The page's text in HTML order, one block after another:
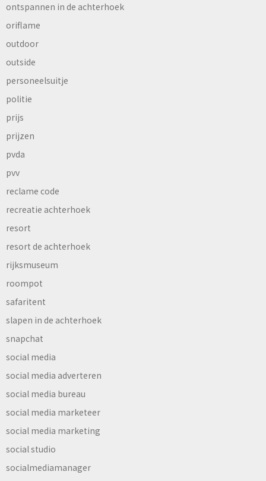
ontspannen in de achterhoek
oriflame
outdoor
outside
personeelsuitje
politie
prijs
prijzen
pvda
pvv
reclame code
recreatie achterhoek
resort
resort de achterhoek
rijksmuseum
roompot
safaritent
slapen in de achterhoek
snapchat
social media
social media adverteren
social media bureau
social media marketeer
social media marketing
social studio
socialmediamanager